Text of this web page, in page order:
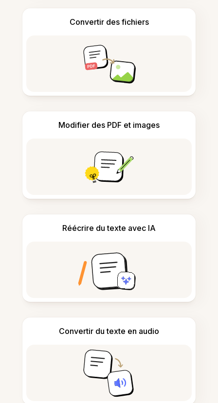
Convertir des fichiers
Modifier des PDF et images
Réécrire du texte avec IA
Convertir du texte en audio